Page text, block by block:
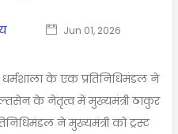
Jun 01, 2026
के एक प्रतिनिधिमंडल ने
के नेतृत्व में मुख्यमंत्री ठाकुर
ने मुख्यमंत्री को ट्रस्ट